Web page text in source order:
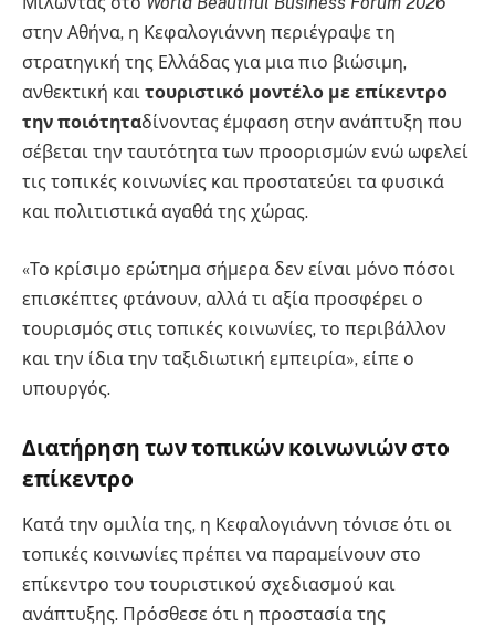
στην Αθήνα, η Κεφαλογιάννη περιέγραψε τη
στρατηγική της Ελλάδας για μια πιο βιώσιμη,
ανθεκτική και τουριστικό μοντέλο με επίκεντρο
την ποιότηταδίνοντας έμφαση στην ανάπτυξη που
σέβεται την ταυτότητα των προορισμών ενώ ωφελεί
τις τοπικές κοινωνίες και προστατεύει τα φυσικά
και πολιτιστικά αγαθά της χώρας.
«Το κρίσιμο ερώτημα σήμερα δεν είναι μόνο πόσοι
επισκέπτες φτάνουν, αλλά τι αξία προσφέρει ο
τουρισμός στις τοπικές κοινωνίες, το περιβάλλον
και την ίδια την ταξιδιωτική εμπειρία», είπε ο
υπουργός.
Διατήρηση των τοπικών κοινωνιών στο
επίκεντρο
Κατά την ομιλία της, η Κεφαλογιάννη τόνισε ότι οι
τοπικές κοινωνίες πρέπει να παραμείνουν στο
επίκεντρο του τουριστικού σχεδιασμού και
ανάπτυξης. Πρόσθεσε ότι η προστασία της